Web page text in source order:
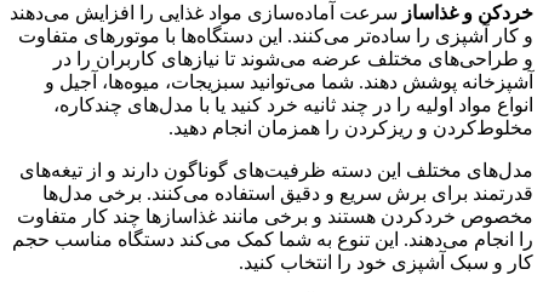
خردکن و غذاساز سرعت آماده‌سازی مواد غذایی را افزایش می‌دهند
و کار آشپزی را ساده‌تر می‌کنند. این دستگاه‌ها با موتورهای متفاوت
و طراحی‌های مختلف عرضه می‌شوند تا نیازهای کاربران را در
آشپزخانه پوشش دهند. شما می‌توانید سبزیجات، میوه‌ها، آجیل و
انواع مواد اولیه را در چند ثانیه خرد کنید یا با مدل‌های چندکاره،
مخلوط‌کردن و ریزکردن را همزمان انجام دهید.
مدل‌های مختلف این دسته ظرفیت‌های گوناگون دارند و از تیغه‌های
قدرتمند برای برش سریع و دقیق استفاده می‌کنند. برخی مدل‌ها
مخصوص خردکردن هستند و برخی مانند غذاسازها چند کار متفاوت
را انجام می‌دهند. این تنوع به شما کمک می‌کند دستگاه مناسب حجم
کار و سبک آشپزی خود را انتخاب کنید.